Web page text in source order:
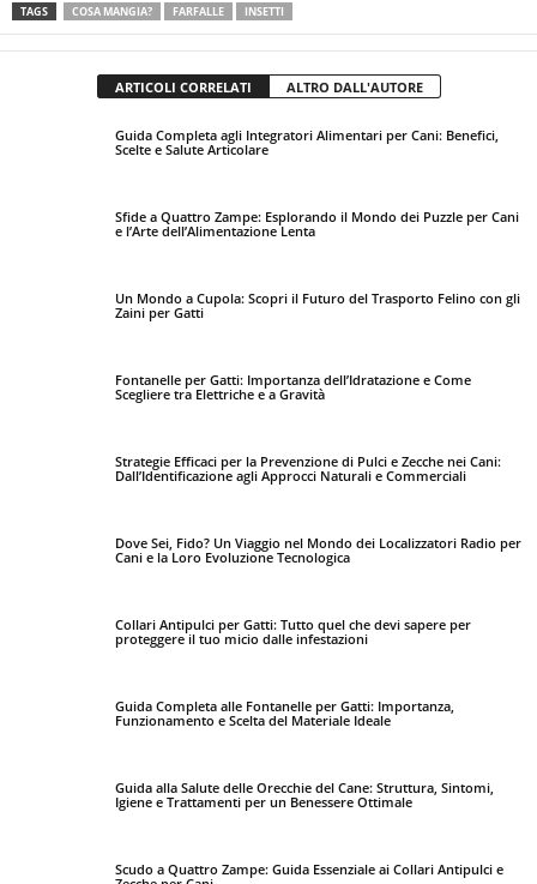
TAGS COSA MANGIA? FARFALLE INSETTI
ARTICOLI CORRELATI ALTRO DALL'AUTORE
Guida Completa agli Integratori Alimentari per Cani: Benefici,
Scelte e Salute Articolare
Sfide a Quattro Zampe: Esplorando il Mondo dei Puzzle per Cani
e l’Arte dell’Alimentazione Lenta
Un Mondo a Cupola: Scopri il Futuro del Trasporto Felino con gli
Zaini per Gatti
Fontanelle per Gatti: Importanza dell’Idratazione e Come
Scegliere tra Elettriche e a Gravità
Strategie Efficaci per la Prevenzione di Pulci e Zecche nei Cani:
Dall’Identificazione agli Approcci Naturali e Commerciali
Dove Sei, Fido? Un Viaggio nel Mondo dei Localizzatori Radio per
Cani e la Loro Evoluzione Tecnologica
Collari Antipulci per Gatti: Tutto quel che devi sapere per
proteggere il tuo micio dalle infestazioni
Guida Completa alle Fontanelle per Gatti: Importanza,
Funzionamento e Scelta del Materiale Ideale
Guida alla Salute delle Orecchie del Cane: Struttura, Sintomi,
Igiene e Trattamenti per un Benessere Ottimale
Scudo a Quattro Zampe: Guida Essenziale ai Collari Antipulci e